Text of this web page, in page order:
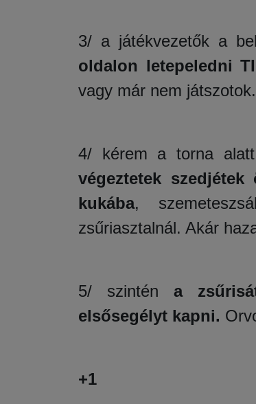
3/ a játékvezetők a
oldalon letepeledni
vagy már nem játszotok.
4/ kérem a torna alatt
végeztetek
kukába,
zsűriasztalnál. Akár
5/ szintén a
elsősegélyt kapni.
+1